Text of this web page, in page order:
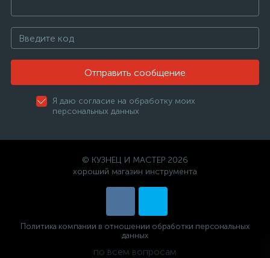
Отправить сообщение
Я даю согласие на обработку моих
персональных данных
© КУЗНЕЦ И МАСТЕР 2026
хороший магазин инструмента
Политика компании в отношении обработки персональных
данных
по всем вопросам